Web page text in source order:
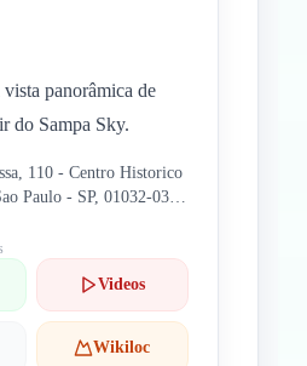
panorâmica de
do Sampa Sky.
110 - Centro Historico
Paulo - SP, 01032-030,
Videos
Wikiloc